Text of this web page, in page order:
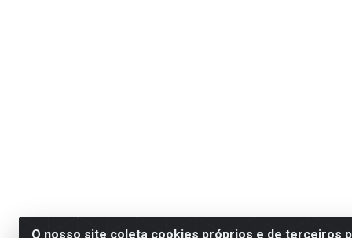
O nosso site coleta cookies próprios e de terceiros